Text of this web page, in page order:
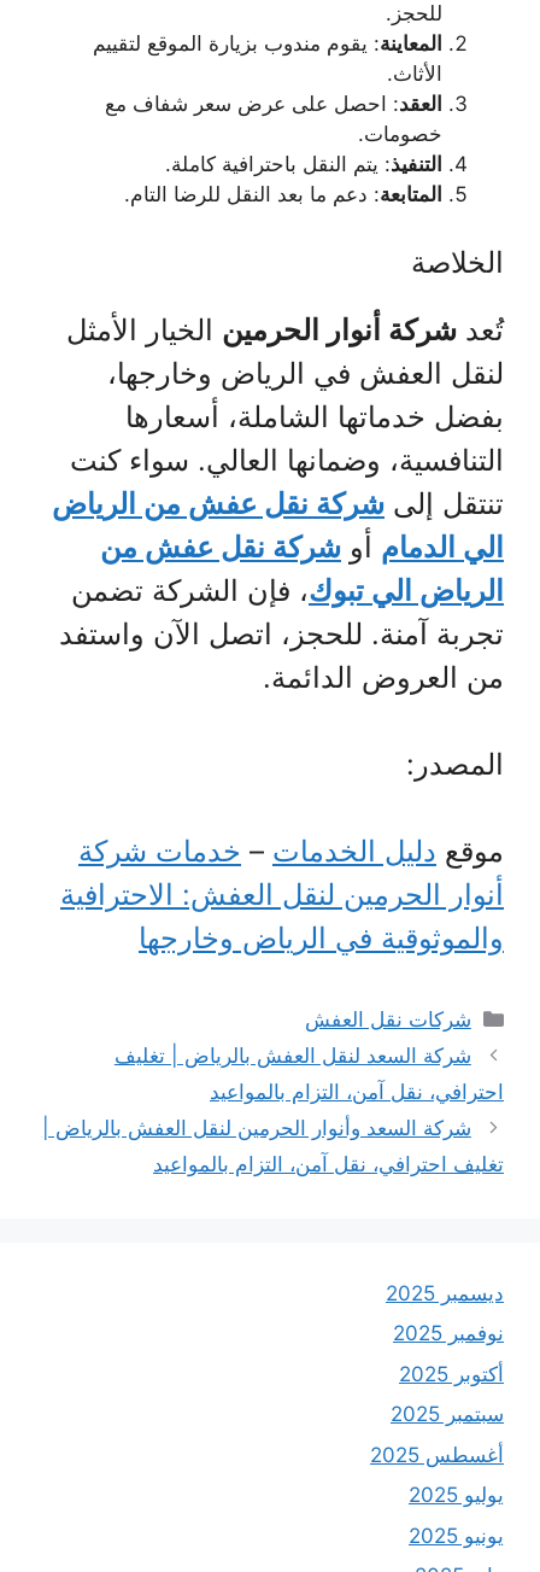
للحجز.
المعاينة: يقوم مندوب بزيارة الموقع لتقييم
الأثاث.
العقد: احصل على عرض سعر شفاف مع
خصومات.
التنفيذ: يتم النقل باحترافية كاملة.
المتابعة: دعم ما بعد النقل للرضا التام.
الخلاصة
تُعد شركة أنوار الحرمين الخيار الأمثل
لنقل العفش في الرياض وخارجها،
بفضل خدماتها الشاملة، أسعارها
التنافسية، وضمانها العالي. سواء كنت
تنتقل إلى شركة نقل عفش من الرياض
الي الدمام أو شركة نقل عفش من
الرياض الي تبوك، فإن الشركة تضمن
تجربة آمنة. للحجز، اتصل الآن واستفد
من العروض الدائمة.
المصدر:
موقع دليل الخدمات – خدمات شركة
أنوار الحرمين لنقل العفش: الاحترافية
والموثوقية في الرياض وخارجها
التصنيفات
شركات نقل العفش
شركة السعد لنقل العفش بالرياض | تغليف
احترافي، نقل آمن، التزام بالمواعيد
شركة السعد وأنوار الحرمين لنقل العفش بالرياض |
تغليف احترافي، نقل آمن، التزام بالمواعيد
ديسمبر 2025
نوفمبر 2025
أكتوبر 2025
سبتمبر 2025
أغسطس 2025
يوليو 2025
يونيو 2025